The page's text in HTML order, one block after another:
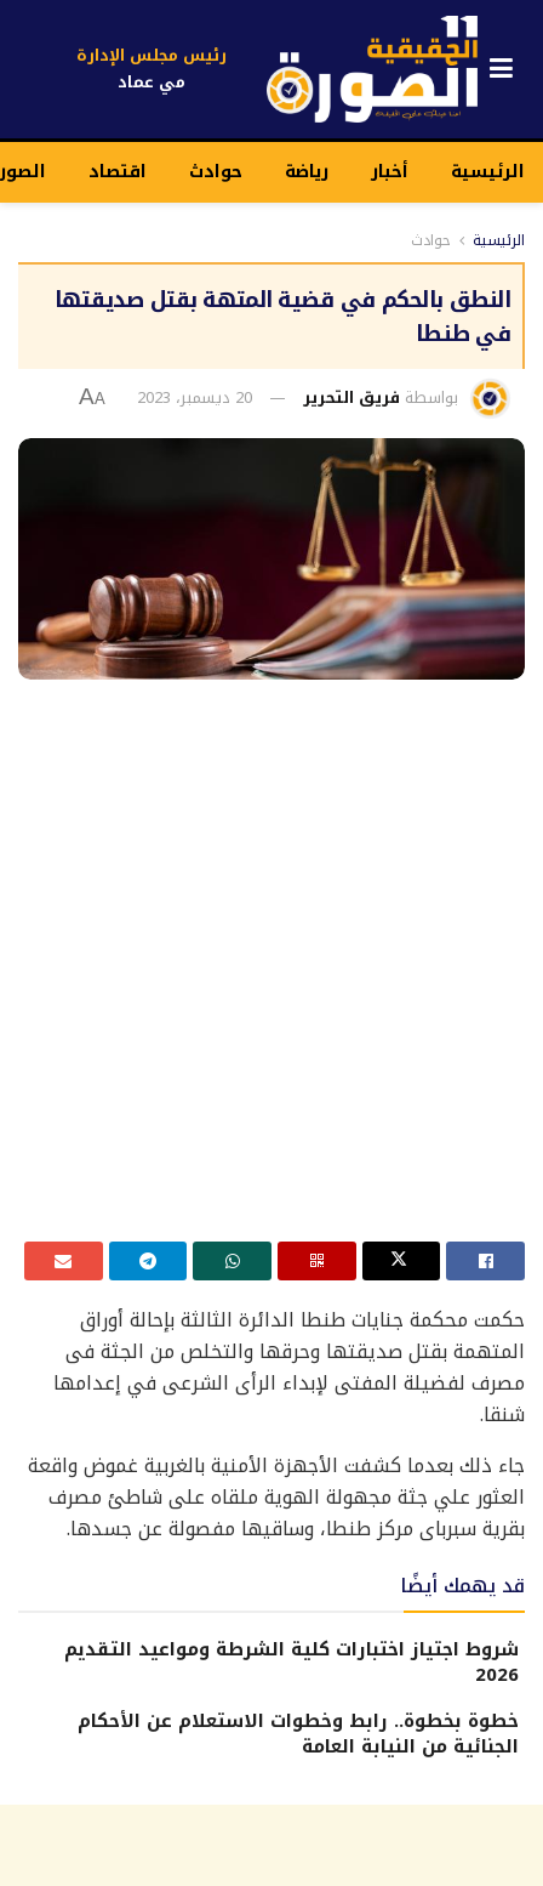
رئيس مجلس الإدارة
مي عماد
الرئيسية أخبار رياضة حوادث اقتصاد
الرئيسية حوادث
النطق بالحكم في قضية المتهة بقتل صديقتها
في طنطا
بواسطة فريق التحرير 20 ديسمبر، 2023 A
A
حكمت محكمة جنايات طنطا الدائرة الثالثة بإحالة أوراق
المتهمة بقتل صديقتها وحرقها والتخلص من الجثة فى
مصرف لفضيلة المفتى لإبداء الرأى الشرعى في إعدامها
شنقا.
جاء ذلك بعدما كشفت الأجهزة الأمنية بالغربية غموض واقعة
العثور علي جثة مجهولة الهوية ملقاه على شاطئ مصرف
بقرية سبرباى مركز طنطا، وساقيها مفصولة عن جسدها.
قد يهمك أيضًا
شروط اجتياز اختبارات كلية الشرطة ومواعيد التقديم
2026
خطوة بخطوة.. رابط وخطوات الاستعلام عن الأحكام
الجنائية من النيابة العامة